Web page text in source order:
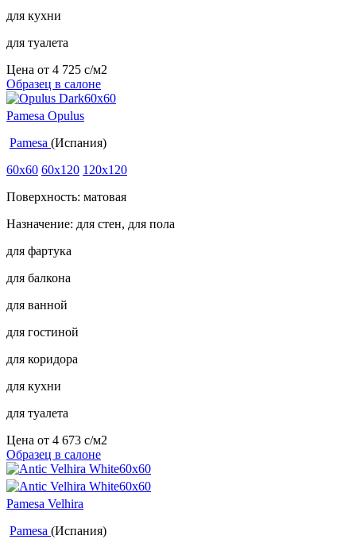
для кухни
для туалета
Цена от 4 725 c/м2
Образец в салоне
Pamesa Opulus
Pamesa (Испания)
60x60 60x120 120x120
Поверхность: матовая
Назначение: для стен, для пола
для фартука
для балкона
для ванной
для гостиной
для коридора
для кухни
для туалета
Цена от 4 673 c/м2
Образец в салоне
Pamesa Velhira
Pamesa (Испания)